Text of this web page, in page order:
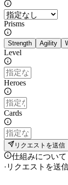
Prisms
Strength Agility
Level
Heroes
Cards
リクエストを送信
仕組みについて
· リクエストを送